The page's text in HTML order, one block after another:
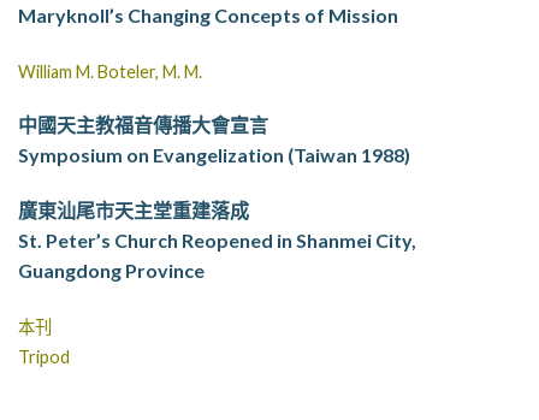
Maryknoll’s Changing Concepts of Mission
William M. Boteler, M. M.
中國天主教福音傳播大會宣言
Symposium on Evangelization (Taiwan 1988)
廣東汕尾市天主堂重建落成
St. Peter’s Church Reopened in Shanmei City,
Guangdong Province
本刊
Tripod